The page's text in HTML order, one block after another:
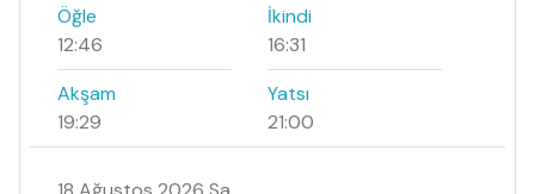
Öğle
12:46
İkindi
16:31
Akşam
19:29
Yatsı
21:00